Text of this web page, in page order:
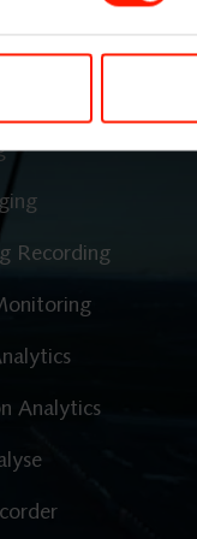
Recording
Analytics